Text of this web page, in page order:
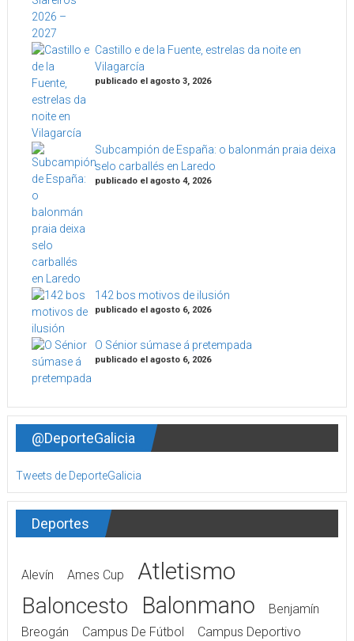
Castillo e de la Fuente, estrelas da noite en
Vilagarcía
publicado el agosto 3, 2026
Subcampión de España: o balonmán praia deixa
selo carballés en Laredo
publicado el agosto 4, 2026
142 bos motivos de ilusión
publicado el agosto 6, 2026
O Sénior súmase á pretempada
publicado el agosto 6, 2026
@DeporteGalicia
Tweets de DeporteGalicia
Deportes
Alevín Ames Cup Atletismo
Baloncesto Balonmano
Benjamín
Breogán
Campus De Fútbol
Campus Deportivo